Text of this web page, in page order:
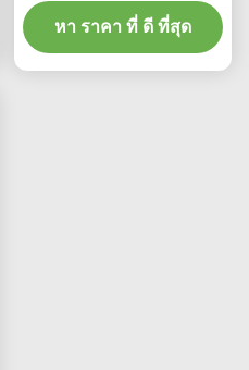
หา ราคา ที่ ดี ที่สุด